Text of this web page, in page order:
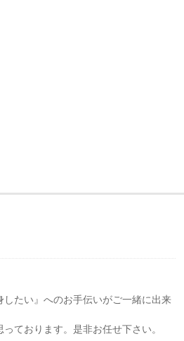
たい』へのお手伝いがご一緒に出来
ております。是非お任せ下さい。